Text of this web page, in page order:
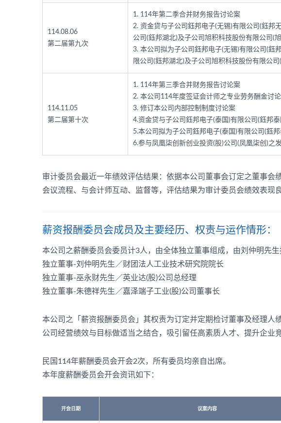
114.08.06
第二届第九次
1. 114年第二季合并财务报告讨论案
2. 资金贷与子公司鈺邦电子(无锡)有限公司(鈺邦
公司(鈺邦湖北)及子公司旭积科技股份有限公司(
3. 本公司拟为子公司鈺邦电子(无锡)有限公司(鈺
限公司(鈺邦湖北)及子公司旭积科技股份有限公司
114.11.05
第二届第十次
1. 114年第三季合并财务报告讨论案
2. 本公司114年度签证会计师之专业劳务酬金讨
3. 修订本公司内部控制制度讨论案
4.资金贷与子公司鈺邦电子(泰国)有限公司(鈺邦
5.本公司拟为子公司鈺邦电子(泰国)有限公司(鈺
6.参与凤凰柒创新创业投资(股)公司(凤凰柒创)之
审计委员会最近一年绩效评估结果：依据本公司董事会订定之董事会
会议流程、与会计师互动、监督等，评估结果为审计委员会绩效表现良
薪资报酬委员会成员及主要经历、权责与运作情形：
本公司之薪酬委员会委员计3人，由全体独立董事组成，由刘仲明先生
独立董事-刘仲明先生／财团法人工业技术研究院院长
独立董事-巫永财先生／英业达(股)公司总经理
独立董事-朱德祥先生／嘉泽端子工业(股)公司董事长
本公司之「薪资报酬委员会」其权责为订定并定期检讨董事及经理
公司经营绩效与目标做适当之结合，吸引留任高素质人才、提升企业
民国114年薪酬委员会开会2次，所有委员均亲自出席。
本年度薪酬委员会开会资讯如下：
开会日期 议案内容